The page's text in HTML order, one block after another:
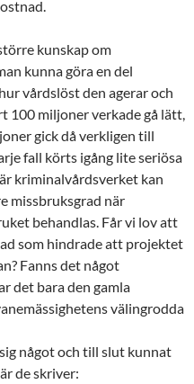
kunskap om
kunna göra en del
vårdslöst den agerar och
100 miljoner verkade gå lätt,
gick då verkligen till
fall körts igång lite seriösa
kriminalvårdsverket kan
missbruksgrad när
behandlas. Får vi lov att
som hindrade att projektet
Fanns det något
det bara den gamla
välingrodda
något och till slut kunnat
de skriver: